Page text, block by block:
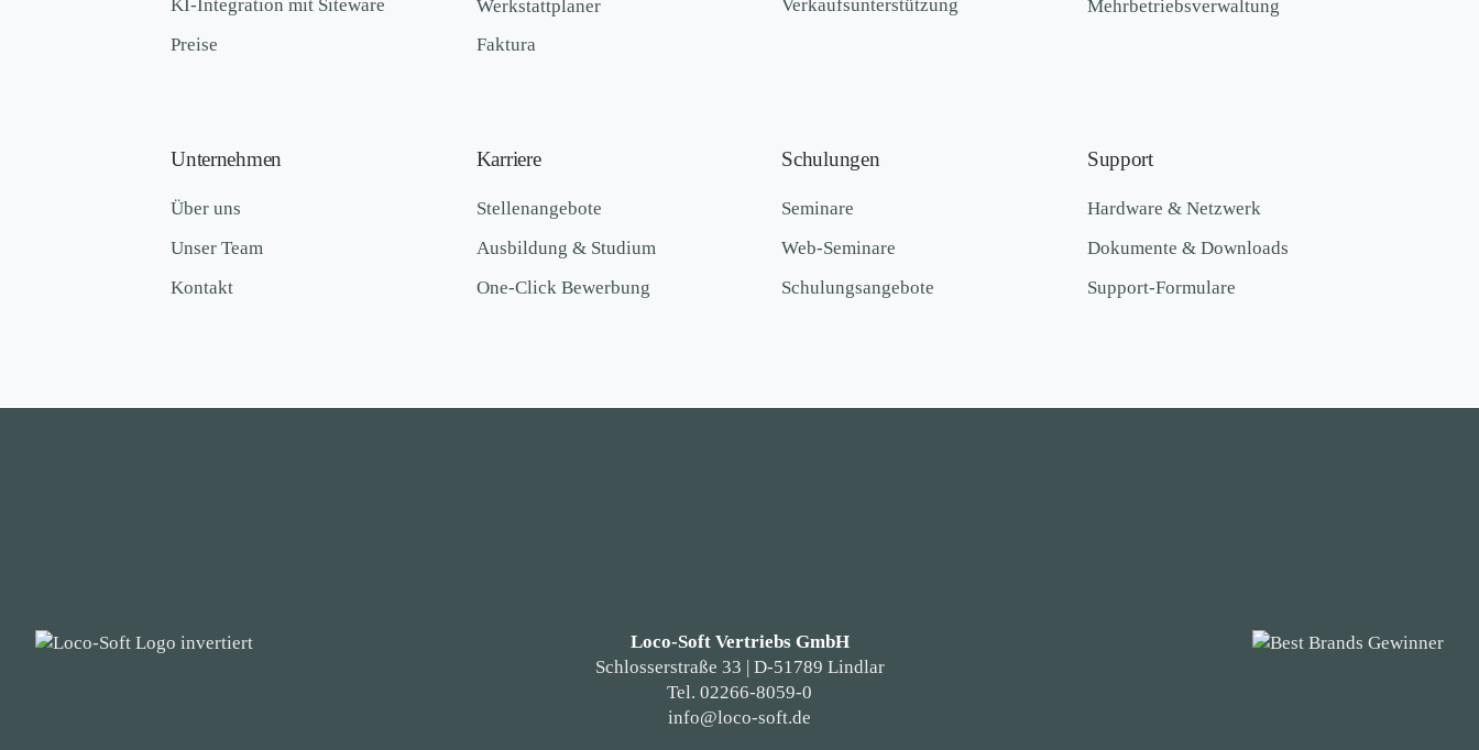
KI-Integration mit Siteware
Preise
Werkstattplaner
Faktura
Verkaufsunterstützung
Mehrbetriebsverwaltung
Unternehmen
Über uns
Unser Team
Kontakt
Karriere
Stellenangebote
Ausbildung & Studium
One-Click Bewerbung
Schulungen
Seminare
Web-Seminare
Schulungsangebote
Support
Hardware & Netzwerk
Dokumente & Downloads
Support-Formulare
Loco-Soft Vertriebs GmbH
Schlosserstraße 33 | D-51789 Lindlar
Tel. 02266-8059-0
info@loco-soft.de